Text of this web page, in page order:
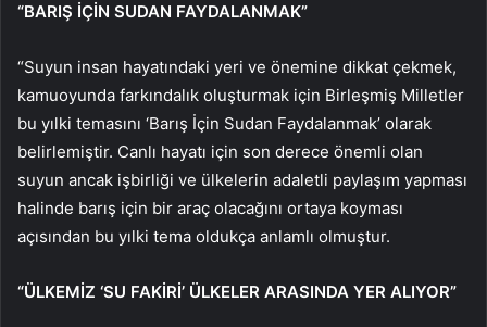
“BARIŞ İÇİN SUDAN FAYDALANMAK”
“Suyun insan hayatındaki yeri ve önemine dikkat çekmek,
kamuoyunda farkındalık oluşturmak için Birleşmiş Milletler
bu yılki temasını ‘Barış İçin Sudan Faydalanmak’ olarak
belirlemiştir. Canlı hayatı için son derece önemli olan
suyun ancak işbirliği ve ülkelerin adaletli paylaşım yapması
halinde barış için bir araç olacağını ortaya koyması
açısından bu yılki tema oldukça anlamlı olmuştur.
“ÜLKEMİZ ‘SU FAKİRİ’ ÜLKELER ARASINDA YER ALIYOR”